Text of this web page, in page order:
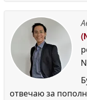
отвечаю за